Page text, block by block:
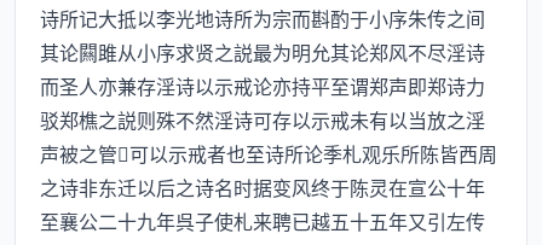
诗所记大抵以李光地诗所为宗而斟酌于小序朱传之间
其论闗雎从小序求贤之説最为明允其论郑风不尽淫诗
而圣人亦兼存淫诗以示戒论亦持平至谓郑声即郑诗力
驳郑樵之説则殊不然淫诗可存以示戒未有以当放之淫
声被之管可以示戒者也至诗所论季札观乐所陈皆西周
之诗非东迁以后之诗名时据变风终于陈灵在宣公十年
至襄公二十九年呉子使札来聘已越五十五年又引左传